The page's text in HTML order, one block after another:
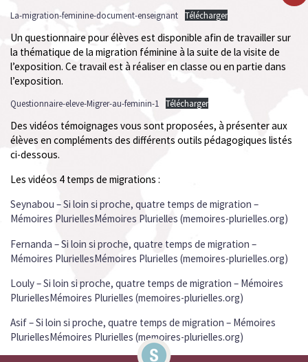
La-migration-feminine-document-enseignant Télécharger
Un questionnaire pour élèves est disponible afin de travailler sur
la thématique de la migration féminine à la suite de la visite de
l’exposition. Ce travail est à réaliser en classe ou en partie dans
l’exposition.
Questionnaire-eleve-Migrer-au-feminin-1 Télécharger
Des vidéos témoignages vous sont proposées, à présenter aux
élèves en compléments des différents outils pédagogiques listés
ci-dessous.
Les vidéos 4 temps de migrations :
Seynabou – Si loin si proche, quatre temps de migration –
Mémoires PluriellesMémoires Plurielles (memoires-plurielles.org)
Fernanda – Si loin si proche, quatre temps de migration –
Mémoires PluriellesMémoires Plurielles (memoires-plurielles.org)
Louly – Si loin si proche, quatre temps de migration – Mémoires
PluriellesMémoires Plurielles (memoires-plurielles.org)
Asif – Si loin si proche, quatre temps de migration – Mémoires
PluriellesMémoires Plurielles (memoires-plurielles.org)